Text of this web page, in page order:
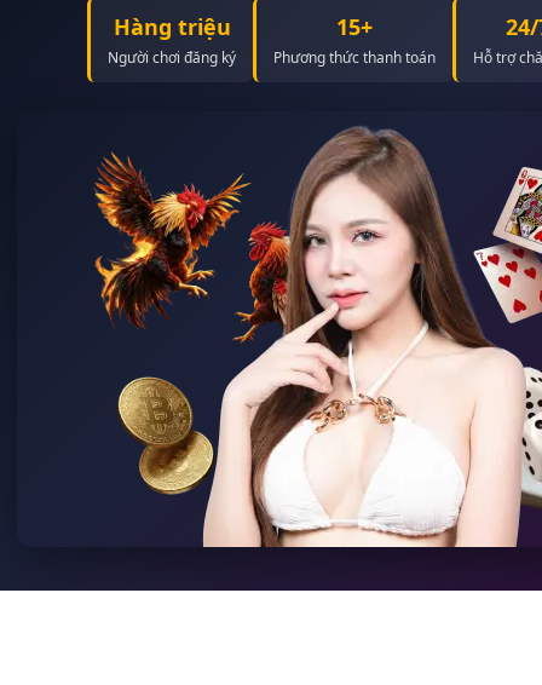
Hàng triệu
Người chơi đăng ký
15+
Phương thức thanh toán Hỗ trợ